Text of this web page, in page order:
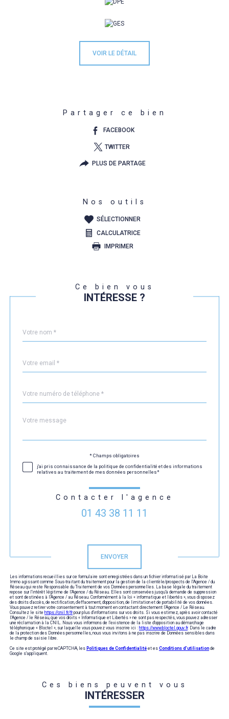
VOIR LE DÉTAIL
Partager ce bien
FACEBOOK
TWITTER
PLUS DE PARTAGE
Nos outils
SÉLECTIONNER
CALCULATRICE
IMPRIMER
Ce bien vous
INTÉRESSE ?
par
*
*
*
Fieldset
Message
*
* Champs obligatoires
j'ai pris connaissance de la politique de confidentialité et des informations
relatives au traitement de mes données personnelles*
Contacter l'agence
01 43 38 11 11
ENVOYER
Les informations recueillies sur ce formulaire sont enregistrées dans un fichier informatisé par La Boite
Immo agissant comme Sous-traitant du traitement pour la gestion de la clientèle/prospects de l'Agence / du
Réseau qui reste Responsable du Traitement de vos Données personnelles. La base légale du traitement
repose sur l'intérêt légitime de l'Agence / du Réseau. Elles sont conservées jusqu'à demande de suppression
et sont destinées à l'Agence / au Réseau. Conformément à la loi « informatique et libertés », vous disposez
des droits d’accès, de rectification, d’effacement, d’opposition, de limitation et de portabilité de vos données.
Vous pouvez retirer votre consentement à tout moment en contactant directement l’Agence / Le Réseau.
Consultez le site https://cnil.fr/frpour plus d’informations sur vos droits. Si vous estimez, après avoir contacté
l'Agence / le Réseau, que vos droits « Informatique et Libertés » ne sont pas respectés, vous pouvez adresser
une réclamation à la CNIL. Nous vous informons de l’existence de la liste d'opposition au démarchage
téléphonique « Bloctel », sur laquelle vous pouvez vous inscrire ici : https://www.bloctel.gouv.fr. Dans le cadre
de la protection des Données personnelles, nous vous invitons à ne pas inscrire de Données sensibles dans
le champ de saisie libre.
Ce site est protégé par reCAPTCHA, les Politiques de Confidentialité et es Conditions d'utilisation de
Google s'appliquent.
Ces biens peuvent vous
INTÉRESSER